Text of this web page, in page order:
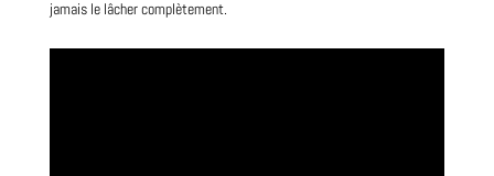
jamais le lâcher complètement.